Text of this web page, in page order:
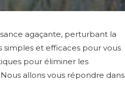
agaçante, perturbant la
simples et efficaces pour vous
pour éliminer les
allons vous répondre dans